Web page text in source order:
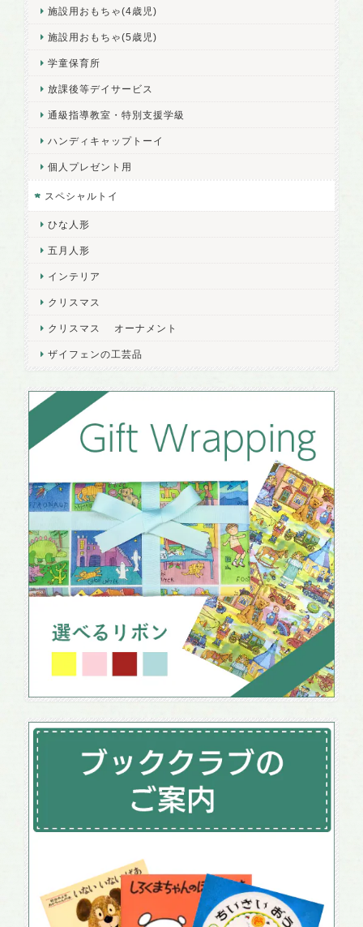
施設用おもちゃ(4歳児)
施設用おもちゃ(5歳児)
学童保育所
放課後等デイサービス
通級指導教室・特別支援学級
ハンディキャップトーイ
個人プレゼント用
スペシャルトイ
ひな人形
五月人形
インテリア
クリスマス
クリスマス オーナメント
ザイフェンの工芸品